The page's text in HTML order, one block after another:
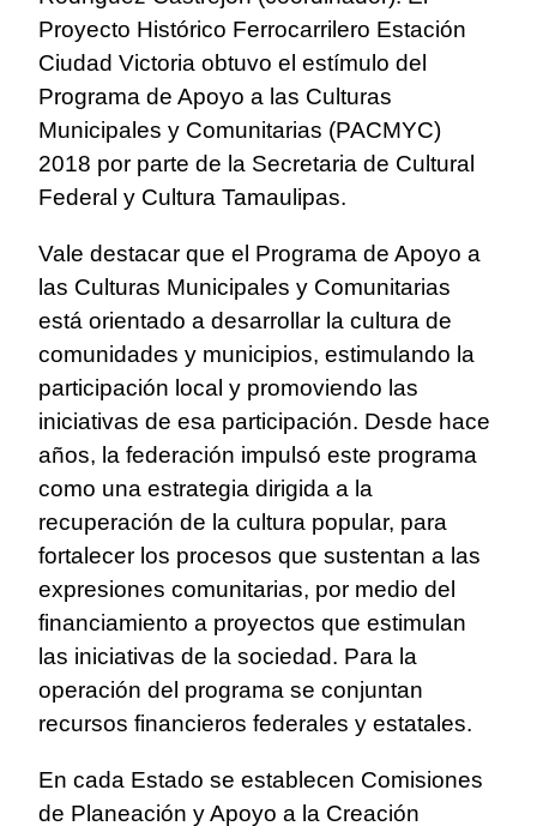
Proyecto Histórico Ferrocarrilero Estación
Ciudad Victoria obtuvo el estímulo del
Programa de Apoyo a las Culturas
Municipales y Comunitarias (PACMYC)
2018 por parte de la Secretaria de Cultural
Federal y Cultura Tamaulipas.
Vale destacar que el Programa de Apoyo a
las Culturas Municipales y Comunitarias
está orientado a desarrollar la cultura de
comunidades y municipios, estimulando la
participación local y promoviendo las
iniciativas de esa participación. Desde hace
años, la federación impulsó este programa
como una estrategia dirigida a la
recuperación de la cultura popular, para
fortalecer los procesos que sustentan a las
expresiones comunitarias, por medio del
financiamiento a proyectos que estimulan
las iniciativas de la sociedad. Para la
operación del programa se conjuntan
recursos financieros federales y estatales.
En cada Estado se establecen Comisiones
de Planeación y Apoyo a la Creación